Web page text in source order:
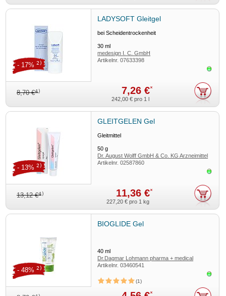
LADYSOFT Gleitgel
bei Scheidentrockenheit
30ml
medesign I. C. GmbH
Artikelnr.07633398
8,70 €4) 7,26 €*
- 17% 2)
242,00 € pro 1 l
GLEITGELEN Gel
Gleitmittel
50g
Dr. August Wolff GmbH & Co. KG Arzneimittel
Artikelnr.02587860
13,12 €4) 11,36 €*
- 13% 2)
227,20 € pro 1 kg
BIOGLIDE Gel
40ml
Dr.Dagmar Lohmann pharma + medical
GmbH
Artikelnr.03460541
1
*
- 48% 2)